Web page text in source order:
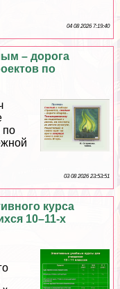
04 08 2026 7:19:40
– дорога
по
по
03 08 2026 23:53:51
курса
10–11-х